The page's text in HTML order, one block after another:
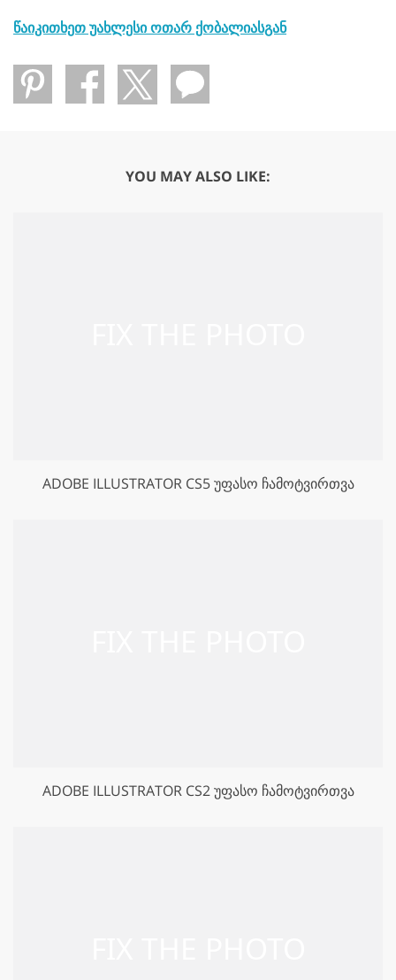
წაიკითხეთ უახლესი ოთარ ქობალიასგან
YOU MAY ALSO LIKE:
ADOBE ILLUSTRATOR CS5 ᲣᲤᲐᲡᲝ ᲩᲐᲛᲝᲢᲕᲘᲠᲗᲕᲐ
ADOBE ILLUSTRATOR CS2 ᲣᲤᲐᲡᲝ ᲩᲐᲛᲝᲢᲕᲘᲠᲗᲕᲐ